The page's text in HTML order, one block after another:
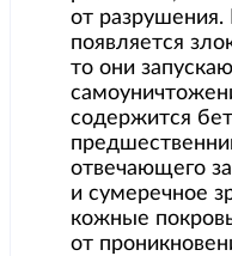
от разрушения.
появляется
то они
содержится
отвечающего
и сумеречное
кожные
от